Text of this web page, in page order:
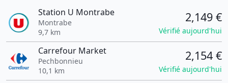
Station U Montrabe
Montrabe
9,7 km
2,149 €
Vérifié aujourd'hui
Carrefour Market
Pechbonnieu
10,1 km
2,154 €
Vérifié aujourd'hui